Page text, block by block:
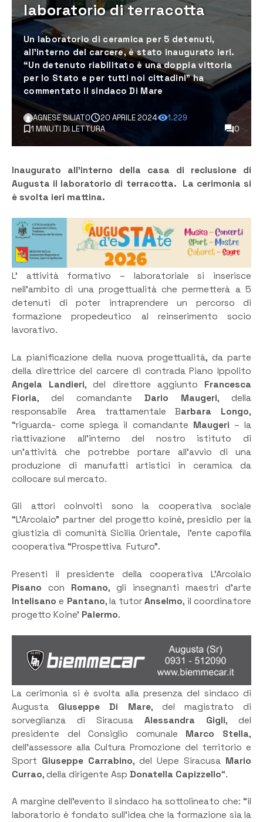
laboratorio di terracotta
Un laboratorio di ceramica per 5 detenuti,
all’interno del carcere, è stato inaugurato ieri.
“Un detenuto riabilitato è una doppia vittoria
per lo Stato e per tutti noi cittadini” ha
commentato il sindaco Di Mare
AGNESE SILIATO 20 APRILE 2024
1.229
1 MINUTI DI LETTURA
0
Inaugurato all’interno della casa di reclusione di
Augusta il laboratorio di terracotta. La cerimonia si
è svolta ieri mattina.
L’ attività formativo – laboratoriale si inserisce
nell’ambito di una progettualità che permetterà a 5
detenuti di poter intraprendere un percorso di
formazione propedeutico al reinserimento socio
lavorativo.
La pianificazione della nuova progettualità, da parte
della direttrice del carcere di contrada Piano Ippolito
Angela Landieri, del direttore aggiunto Francesca
Fioria, del comandante Dario Maugeri, della
responsabile Area trattamentale Barbara Longo,
“riguarda- come spiega il comandante Maugeri – la
riattivazione all’interno del nostro istituto di
un’attività che potrebbe portare all’avvio di una
produzione di manufatti artistici in ceramica da
collocare sul mercato.
Gli attori coinvolti sono la cooperativa sociale
“L’Arcolaio” partner del progetto koinè, presidio per la
giustizia di comunità Sicilia Orientale, l’ente capofila
cooperativa “Prospettiva Futuro”.
Presenti il presidente della cooperativa L’Arcolaio
Pisano con Romano, gli insegnanti maestri d’arte
Intelisano e Pantano, la tutorAnselmo, il coordinatore
progetto Koine’ Palermo.
La cerimonia si è svolta alla presenza del sindaco di
Augusta Giuseppe Di Mare, del magistrato di
sorveglianza di Siracusa Alessandra Gigli, del
presidente del Consiglio comunale Marco Stella,
dell’assessore alla Cultura Promozione del territorio e
Sport Giuseppe Carrabino, del Uepe Siracusa Mario
Currao, della dirigente Asp Donatella Capizzello“.
A margine dell’evento il sindaco ha sottolineato che: “il
laboratorio è fondato sull’idea che la formazione sia la